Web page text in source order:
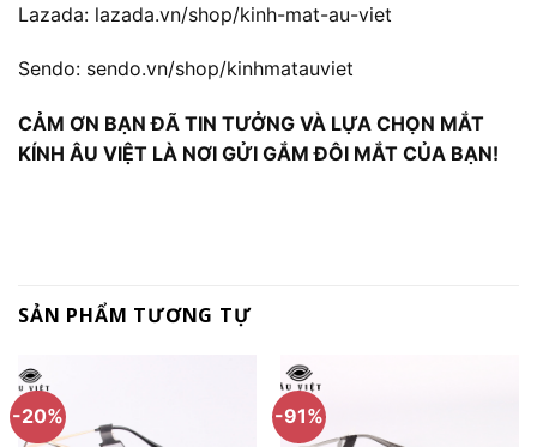
Lazada: lazada.vn/shop/kinh-mat-au-viet
Sendo: sendo.vn/shop/kinhmatauviet
CẢM ƠN BẠN ĐÃ TIN TƯỞNG VÀ LỰA CHỌN MẮT
KÍNH ÂU VIỆT LÀ NƠI GỬI GẮM ĐÔI MẮT CỦA BẠN!
SẢN PHẨM TƯƠNG TỰ
-20% -91%